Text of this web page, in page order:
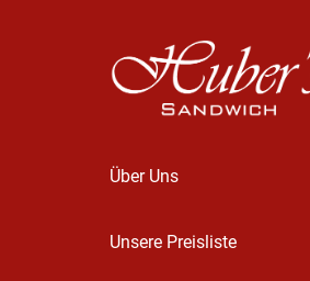
Über Uns
Unsere Preisliste